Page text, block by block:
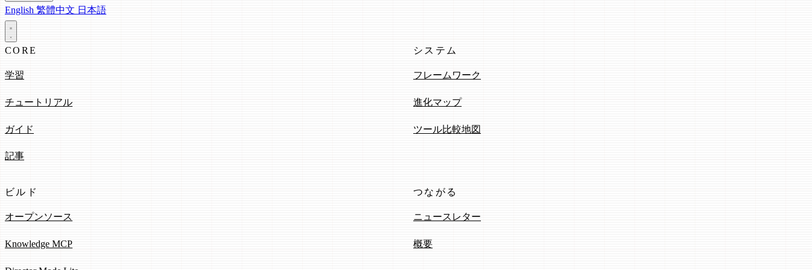
English 繁體中文 日本語
CORE
学習
チュートリアル
ガイド
記事
システム
フレームワーク
進化マップ
ツール比較地図
ビルド
オープンソース
Knowledge MCP
つながる
ニュースレター
概要